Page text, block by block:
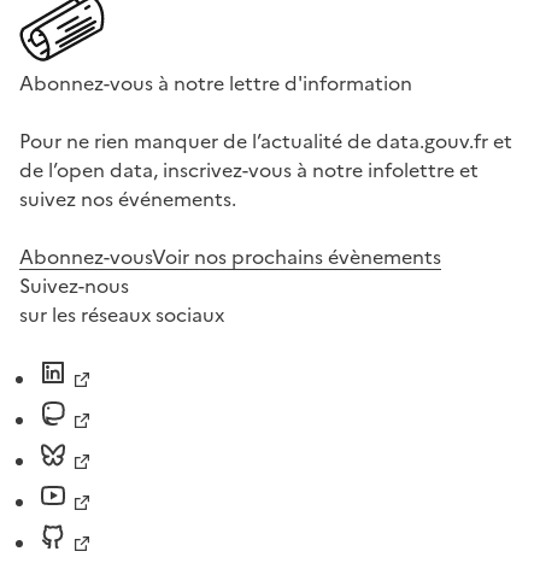
Abonnez-vous à notre lettre d'information
Pour ne rien manquer de l’actualité de data.gouv.fr et
de l’open data, inscrivez-vous à notre infolettre et
suivez nos événements.
Abonnez-vousVoir nos prochains évènements
Suivez-nous
sur les réseaux sociaux